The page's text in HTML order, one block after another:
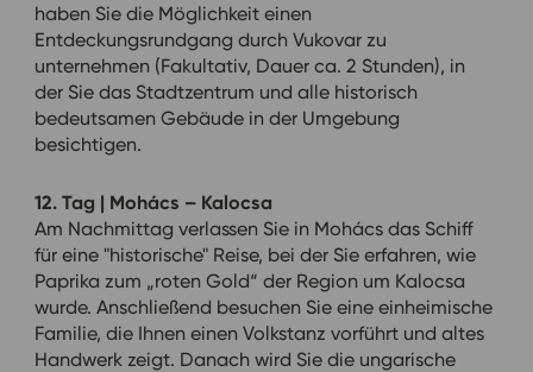
haben Sie die Möglichkeit einen
Entdeckungsrundgang durch Vukovar zu
unternehmen (Fakultativ, Dauer ca. 2 Stunden), in
der Sie das Stadtzentrum und alle historisch
bedeutsamen Gebäude in der Umgebung
besichtigen.
12. Tag | Mohács – Kalocsa
Am Nachmittag verlassen Sie in Mohács das Schiff
für eine "historische" Reise, bei der Sie erfahren, wie
Paprika zum „roten Gold“ der Region um Kalocsa
wurde. Anschließend besuchen Sie eine einheimische
Familie, die Ihnen einen Volkstanz vorführt und altes
Handwerk zeigt. Danach wird Sie die ungarische